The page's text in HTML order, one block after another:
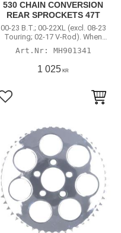
530 CHAIN CONVERSION
REAR SPROCKETS 47T
00-23 B.T.; 00-22XL (excl. 08-23
Touring; 02-17 V-Rod). When
converted to rear chain
MH901341
1 025 KR
Lägg till i favoriter